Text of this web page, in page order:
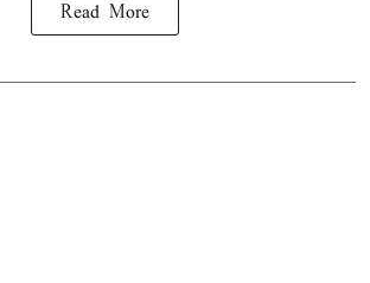
Read More